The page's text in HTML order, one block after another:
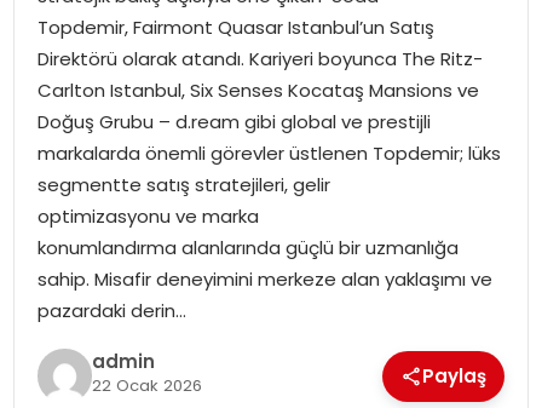
EKONOMI
MAGAZIN
DÜNYA
OTOMOBIL
Topdemir, Fairmont Quasar Istanbul’un Satış
Direktörü olarak atandı. Kariyeri boyunca The Ritz-
Carlton Istanbul, Six Senses Kocataş Mansions ve
Doğuş Grubu – d.ream gibi global ve prestijli
markalarda önemli görevler üstlenen Topdemir; lüks
segmentte satış stratejileri, gelir
optimizasyonu ve marka
konumlandırma alanlarında güçlü bir uzmanlığa
sahip. Misafir deneyimini merkeze alan yaklaşımı ve
pazardaki derin…
admin
22 Ocak 2026 Paylaş